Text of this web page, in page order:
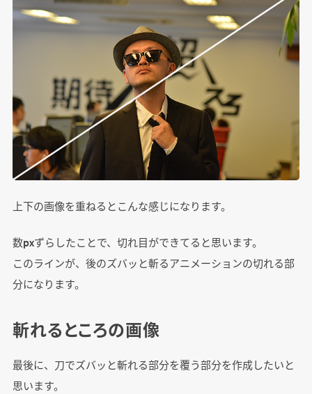
上下の画像を重ねるとこんな感じになります。
数pxずらしたことで、切れ目ができてると思います。
このラインが、後のズバッと斬るアニメーションの切れる部
分になります。
斬れるところの画像
最後に、刀でズバッと斬れる部分を覆う部分を作成したいと
思います。